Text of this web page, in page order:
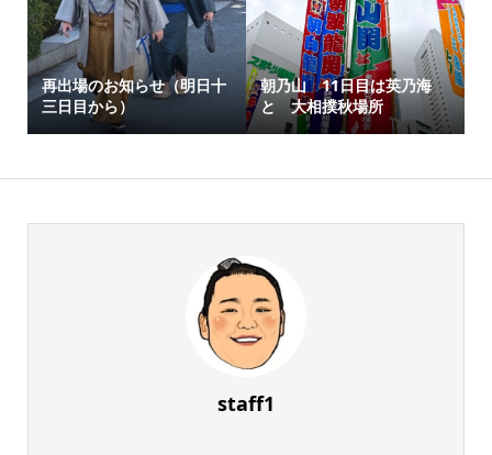
再出場のお知らせ（明日十
三日目から）
朝乃山 11日目は英乃海
と 大相撲秋場所
staff1